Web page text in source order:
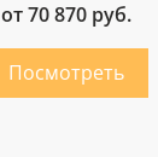
от 70 870 руб.